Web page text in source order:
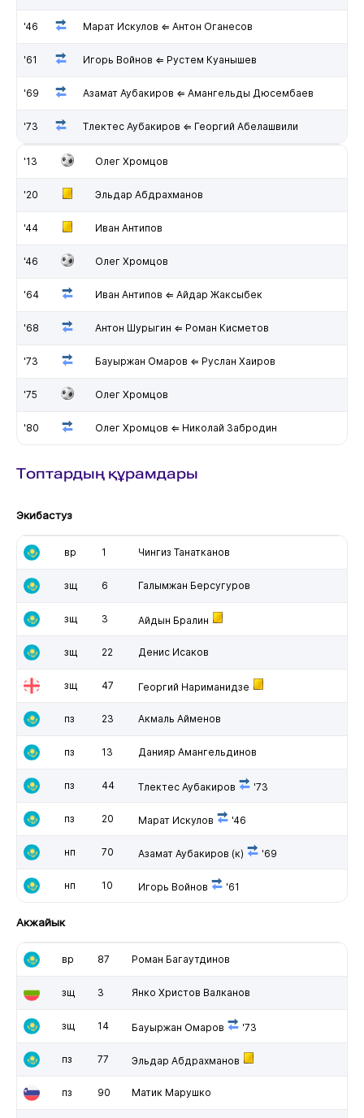
'46 Марат Искулов ⇐ Антон Оганесов
'61 Игорь Войнов ⇐ Рустем Куанышев
'69 Азамат Аубакиров ⇐ Амангельды Дюсембаев
'73 Тлектес Аубакиров ⇐ Георгий Абелашвили
'13 Олег Хромцов
'20 Эльдар Абдрахманов
'44 Иван Антипов
'46 Олег Хромцов
'64 Иван Антипов ⇐ Айдар Жаксыбек
'68 Антон Шурыгин ⇐ Роман Кисметов
'73 Бауыржан Омаров ⇐ Руслан Хаиров
'75 Олег Хромцов
'80 Олег Хромцов ⇐ Николай Забродин
Топтардың құрамдары
Экибастуз
вр 1 Чингиз Танатканов
зщ 6 Галымжан Берсугуров
зщ 3 Айдын Бралин
зщ 22 Денис Исаков
зщ 47 Георгий Нариманидзе
пз 23 Акмаль Айменов
пз 13 Данияр Амангельдинов
пз 44 Тлектес Аубакиров '73
пз 20 Марат Искулов '46
нп 70 Азамат Аубакиров (к) '69
нп 10 Игорь Войнов '61
Акжайык
вр 87 Роман Багаутдинов
зщ 3 Янко Христов Валканов
зщ 14 Бауыржан Омаров '73
пз 77 Эльдар Абдрахманов
пз 90 Матик Марушко